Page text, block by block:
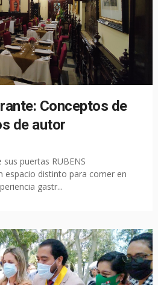
Conceptos de
de autor
puertas RUBENS
espacio distinto para comer en
gastr...